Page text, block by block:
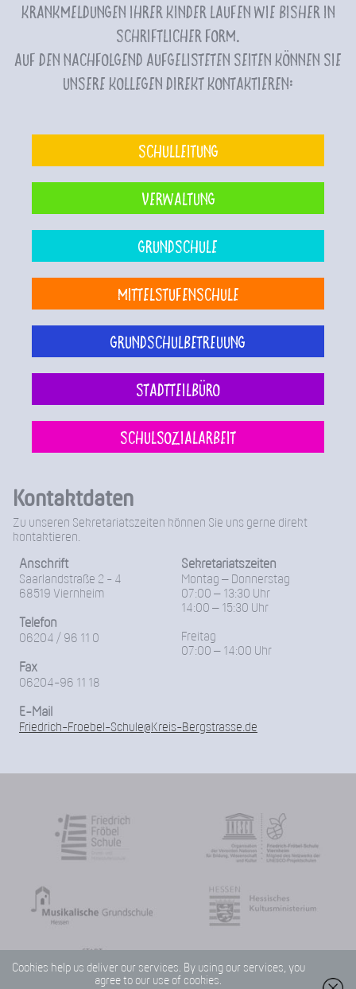
Krankmeldungen Ihrer Kinder laufen wie bisher in
schriftlicher Form.
Auf den nachfolgend aufgelisteten Seiten können Sie
unsere Kollegen direkt kontaktieren:
Schulleitung
Verwaltung
Grundschule
Mittelstufenschule
Grundschulbetreuung
Stadtteilbüro
Schulsozialarbeit
Kontaktdaten
Zu unseren Sekretariatszeiten können Sie uns gerne direkt
kontaktieren.
Anschrift
Saarlandstraße 2 - 4
68519 Viernheim
Telefon
06204 / 96 11 0
Fax
06204-96 11 18
Sekretariatszeiten
Montag – Donnerstag
07:00 – 13:30 Uhr
14:00 – 15:30 Uhr
Freitag
07:00 – 14:00 Uhr
E-Mail
Friedrich-Froebel-Schule@Kreis-Bergstrasse.de
Cookies help us deliver our services. By using our services, you
agree to our use of cookies.